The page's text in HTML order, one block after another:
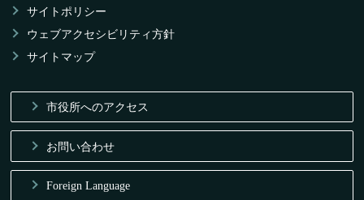
サイトポリシー
ウェブアクセシビリティ方針
サイトマップ
市役所へのアクセス
お問い合わせ
Foreign Language